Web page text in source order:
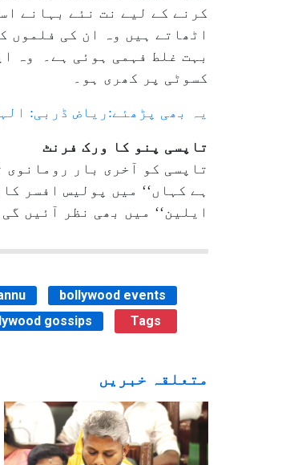
کرنے کے لیے نت نئے بہانے
اٹھاتے ہیں وہ ان کی فلموں
بہت غلط فہمی ہوئی ہے۔ وہ
کسوٹی پر کھری ہو۔
یہ بھی پڑھئے:ریاض ڈربی:
تاپسی پنو کا ورک فرنٹ
تاپسی کو آخری بار رومانوی
ہے کہاں‘‘ میں پولیس افسر
ایلین‘‘ میں بھی نظر آئیں گی۔
bollywood events
gossips Tags
متعلقہ خبریں